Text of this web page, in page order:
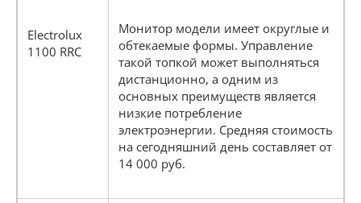
Electrolux
1100 RRC
Монитор модели имеет округлые и
обтекаемые формы. Управление
такой топкой может выполняться
дистанционно, а одним из
основных преимуществ является
низкие потребление
электроэнергии. Средняя стоимость
на сегодняшний день составляет от
14 000 руб.